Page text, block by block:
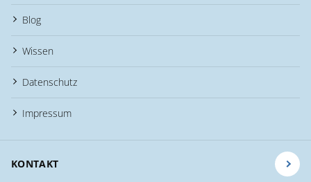
Blog
Wissen
Datenschutz
Impressum
KONTAKT